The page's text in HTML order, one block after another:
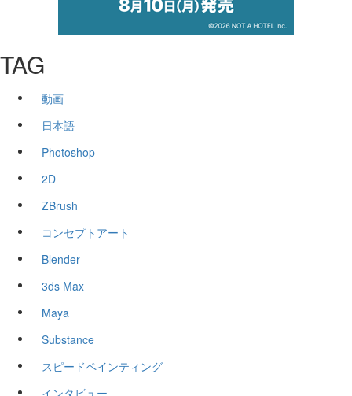
TAG
動画
日本語
Photoshop
2D
ZBrush
コンセプトアート
Blender
3ds Max
Maya
Substance
スピードペインティング
インタビュー